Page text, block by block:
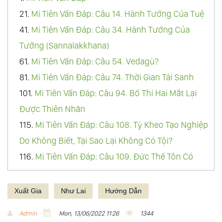
21. Mi Tiên Vấn Ðáp: Câu 14. Hành Tướng Của Tuệ
41. Mi Tiên Vấn Ðáp: Câu 34. Hành Tướng Của
Tưởng (Sannalakkhana)
61. Mi Tiên Vấn Ðáp: Câu 54. Vedagù?
81. Mi Tiên Vấn Ðáp: Câu 74. Thời Gian Tái Sanh
101. Mi Tiên Vấn Ðáp: Câu 94. Bố Thí Hai Mắt Lại
Được Thiên Nhãn
115. Mi Tiên Vấn Ðáp: Câu 108. Tỳ Kheo Tạo Nghiệp
Do Không Biết, Tại Sao Lại Không Có Tội?
116. Mi Tiên Vấn Ðáp: Câu 109. Đức Thế Tôn Có
Lãnh Đạo, Bảo Quản Giáo Hội Tỳ Khưu Không?
117.Mi Tiên Vấn Ðáp: Câu 110. Tại Sao Đức Thế Tôn
Mi Tiên Vấn Ðáp: Câu 111. Sao Đức Thế Tôn Lại
Xuất Gia Như Lai Hướng Dẫn
Admin Mon, 13/06/2022 11:26 1344